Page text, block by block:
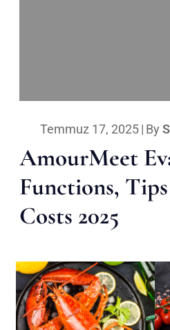
Temmuz 17, 2025| By
AmourMeet
Functions,
Costs 2025